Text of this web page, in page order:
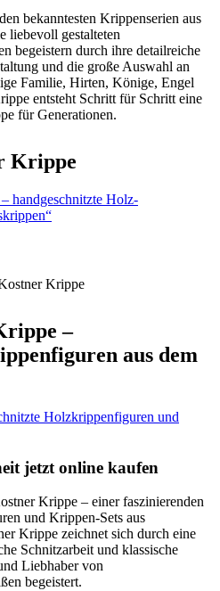
bekanntesten Krippenserien aus
liebevoll gestalteten
begeistern durch ihre detailreiche
und die große Auswahl an
Familie, Hirten, Könige, Engel
entsteht Schritt für Schritt eine
für Generationen.
Krippe
Krippe
–
aus dem
jetzt online kaufen
Krippe – einer faszinierenden
und Krippen-Sets aus
Krippe zeichnet sich durch eine
Schnitzarbeit und klassische
Liebhaber von
begeistert.